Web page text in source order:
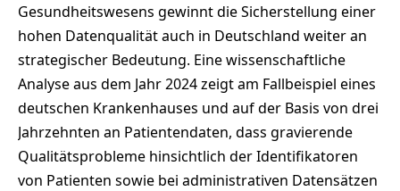
Gesundheitswesens gewinnt die Sicherstellung einer
hohen Datenqualität auch in Deutschland weiter an
strategischer Bedeutung. Eine wissenschaftliche
Analyse aus dem Jahr 2024 zeigt am Fallbeispiel eines
deutschen Krankenhauses und auf der Basis von drei
Jahrzehnten an Patientendaten, dass gravierende
Qualitätsprobleme hinsichtlich der Identifikatoren
von Patienten sowie bei administrativen Datensätzen